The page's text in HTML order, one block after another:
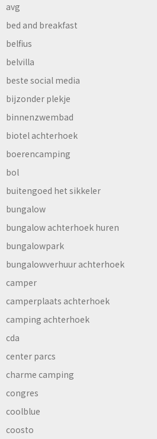
avg
bed and breakfast
belfius
belvilla
beste social media
bijzonder plekje
binnenzwembad
biotel achterhoek
boerencamping
bol
buitengoed het sikkeler
bungalow
bungalow achterhoek huren
bungalowpark
bungalowverhuur achterhoek
camper
camperplaats achterhoek
camping achterhoek
cda
center parcs
charme camping
congres
coolblue
coosto